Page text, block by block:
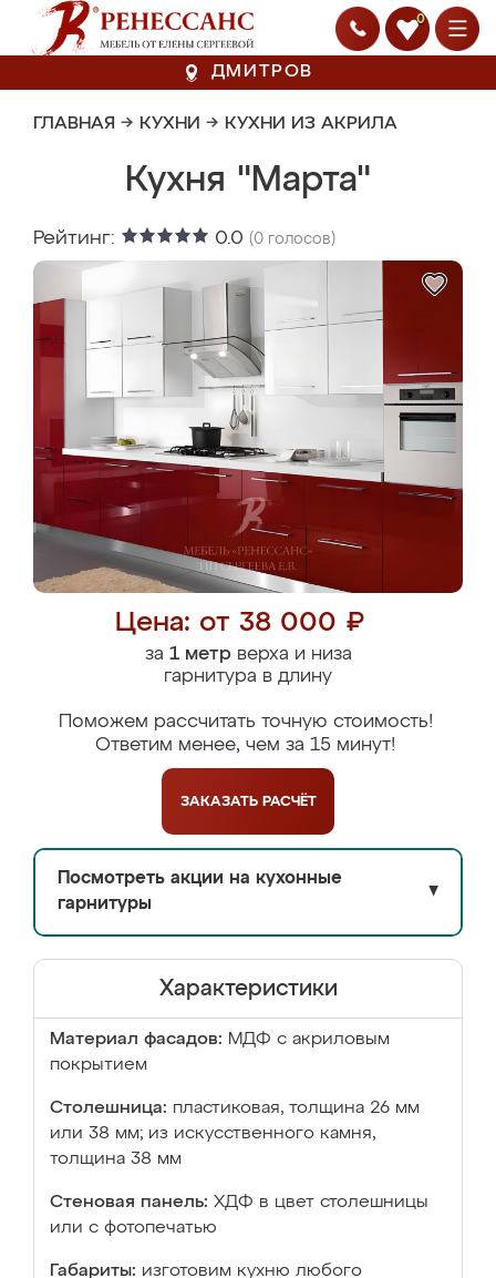
0
ДМИТРОВ
ГЛАВНАЯ → КУХНИ → КУХНИ ИЗ АКРИЛА
Кухня "Марта"
Рейтинг: 0.0 (0 голосов)
Цена: от 38 000 ₽
за 1 метрверха и низа
гарнитура в длину
Поможем рассчитать точную стоимость!
Ответим менее, чем за 15 минут!
ЗАКАЗАТЬ РАСЧЁТ
Посмотреть акции на кухонные
гарнитуры
▼
Характеристики
Материал фасадов: МДФ с акриловым
покрытием
Столешница: пластиковая, толщина 26 мм
или 38 мм; из искусственного камня,
толщина 38 мм
Стеновая панель: ХДФ в цвет столешницы
или с фотопечатью
Габариты: изготовим кухню любого